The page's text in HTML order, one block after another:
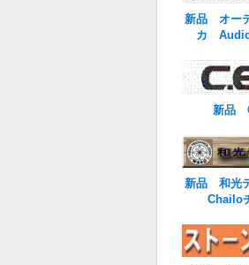
新品 オー
カ
新品
新品 和光
Chailo